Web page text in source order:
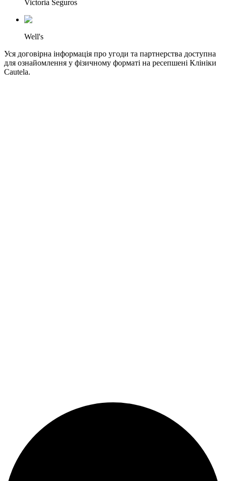
Victoria Seguros
Well's
Уся договірна інформація про угоди та партнерства доступна
для ознайомлення у фізичному форматі на ресепшені Клініки
Cautela.